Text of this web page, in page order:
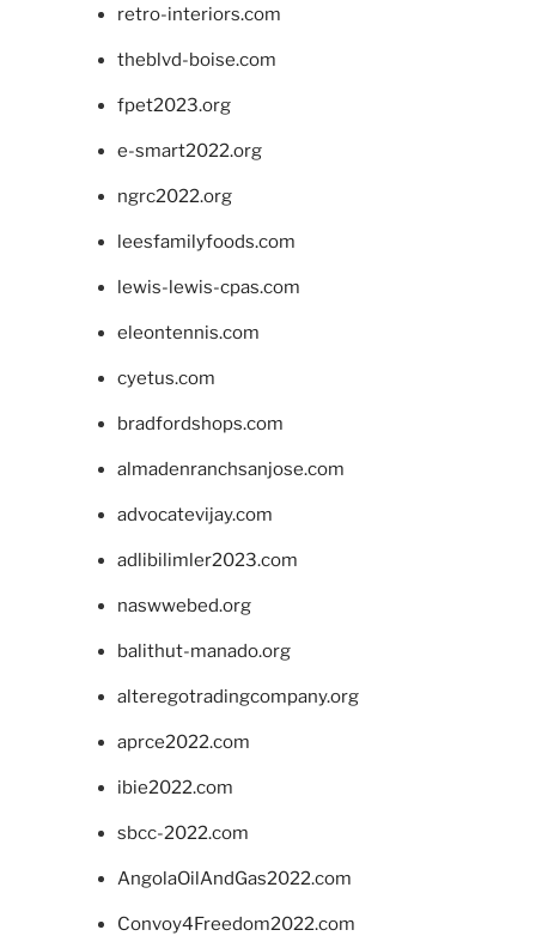
retro-interiors.com
theblvd-boise.com
fpet2023.org
e-smart2022.org
ngrc2022.org
leesfamilyfoods.com
lewis-lewis-cpas.com
eleontennis.com
cyetus.com
bradfordshops.com
almadenranchsanjose.com
advocatevijay.com
adlibilimler2023.com
naswwebed.org
balithut-manado.org
alteregotradingcompany.org
aprce2022.com
ibie2022.com
sbcc-2022.com
AngolaOilAndGas2022.com
Convoy4Freedom2022.com